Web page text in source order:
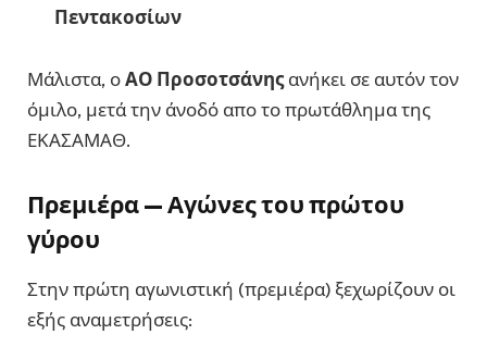
Πεντακοσίων
Μάλιστα, οΑΟ Προσοτσάνηςανήκει σε αυτόν τον
όμιλο, μετά την άνοδό απο το πρωτάθλημα της
ΕΚΑΣΑΜΑΘ.
Πρεμιέρα — Αγώνες του πρώτου
γύρου
Στην πρώτη αγωνιστική (πρεμιέρα) ξεχωρίζουν οι
εξής αναμετρήσεις: